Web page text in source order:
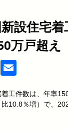
新設住宅
万戸超え
Line
着工件数は、年率
10.8％増）で、